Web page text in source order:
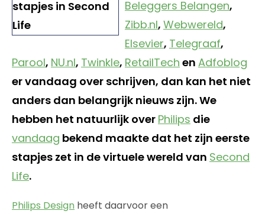
Beleggers Belangen,
Zibb.nl, Webwereld,
Elsevier, Telegraaf,
Parool, NU.nl, Twinkle, RetailTech en Adfoblog
er vandaag over schrijven, dan kan het niet
anders dan belangrijk nieuws zijn. We
hebben het natuurlijk over Philips die
vandaag bekend maakte dat het zijn eerste
stapjes zet in de virtuele wereld van Second
Life.
Philips Design heeft daarvoor een